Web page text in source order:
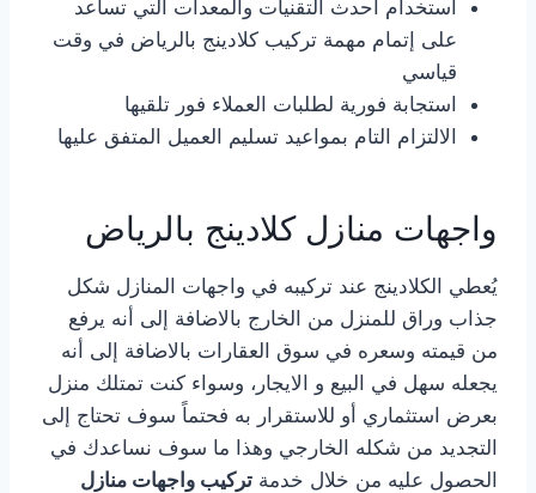
استخدام أحدث التقنيات والمعدات التي تساعد
على إتمام مهمة تركيب كلادينج بالرياض في وقت
قياسي
استجابة فورية لطلبات العملاء فور تلقيها
الالتزام التام بمواعيد تسليم العميل المتفق عليها
واجهات منازل كلادينج بالرياض
يُعطي الكلادينج عند تركيبه في واجهات المنازل شكل
جذاب وراق للمنزل من الخارج بالاضافة إلى أنه يرفع
من قيمته وسعره في سوق العقارات بالاضافة إلى أنه
يجعله سهل في البيع و الايجار، وسواء كنت تمتلك منزل
بعرض استثماري أو للاستقرار به فحتماً سوف تحتاج إلى
التجديد من شكله الخارجي وهذا ما سوف نساعدك في
الحصول عليه من خلال خدمة تركيب واجهات منازل